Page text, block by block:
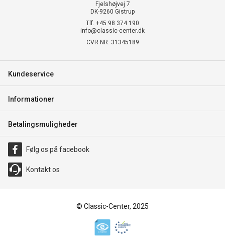
Fjelshøjvej 7
DK-9260 Gistrup
Tlf. +45 98 374 190
info@classic-center.dk
CVR NR. 31345189
Kundeservice
Informationer
Betalingsmuligheder
Følg os på facebook
Kontakt os
© Classic-Center, 2025